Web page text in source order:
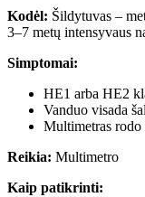
Kodėl: Šildytuvas –
3–7 metų intensyvaus
Simptomai:
HE1 arba HE2
Vanduo visada
Multimetras
Reikia: Multimetro
Kaip patikrinti: